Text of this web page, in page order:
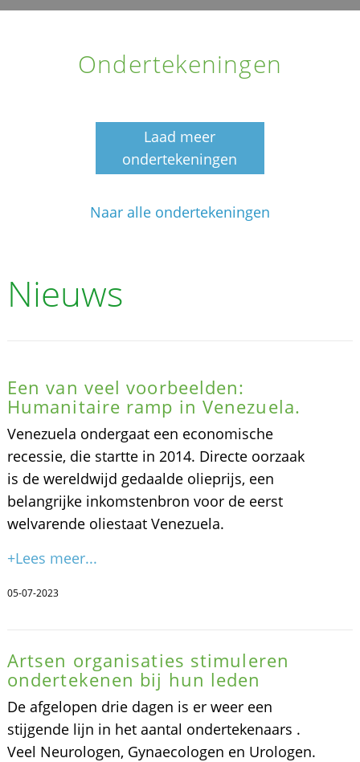
Ondertekeningen
Laad meer
ondertekeningen
Naar alle ondertekeningen
Nieuws
Een van veel voorbeelden:
Humanitaire ramp in Venezuela.
Venezuela ondergaat een economische
recessie, die startte in 2014. Directe oorzaak
is de wereldwijd gedaalde olieprijs, een
belangrijke inkomstenbron voor de eerst
welvarende oliestaat Venezuela.
+Lees meer...
05-07-2023
Artsen organisaties stimuleren
ondertekenen bij hun leden
De afgelopen drie dagen is er weer een
stijgende lijn in het aantal ondertekenaars .
Veel Neurologen, Gynaecologen en Urologen.